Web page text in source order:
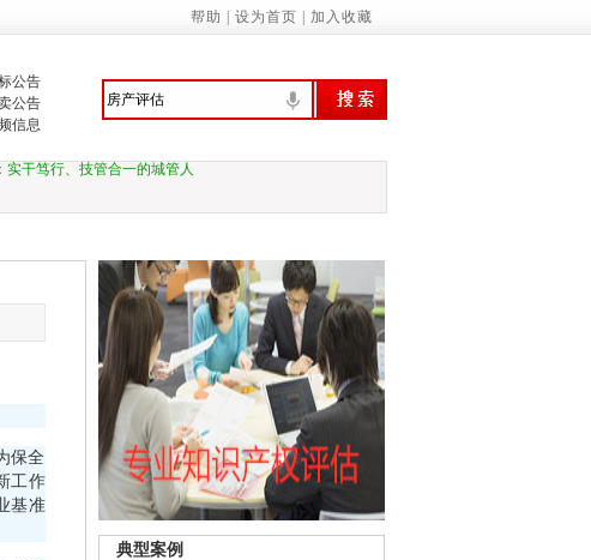
帮助 设为首页 加入收藏
公告
公告
信息
实干笃行、技管合一的城管人
进乡村振兴绘就新图景
政紧急预拨10亿元 支持国家蓄滞洪区受灾群众尽
发《国家基本公共服务标准（2023年版）》的通知
善政府诚信履约机制优化民营经济发展环境的通知
新疆监管局：“三坚持”做深做实地方财政运行分…
办公厅关于应急管理综合行政执法有关事项的通知
保全
工作
基准
典型案例